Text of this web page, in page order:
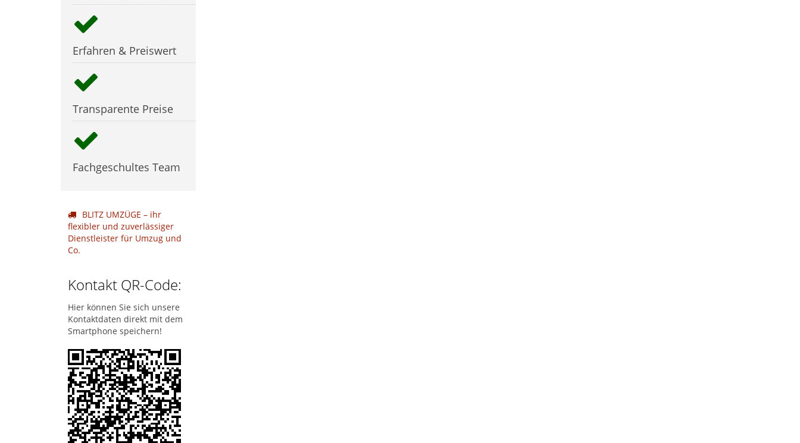
Erfahren & Preiswert
Transparente Preise
Fachgeschultes Team
BLITZ UMZÜGE – ihr
flexibler und zuverlässiger
Dienstleister für Umzug und
Co.
Kontakt QR-Code:
Hier können Sie sich unsere
Kontaktdaten direkt mit dem
Smartphone speichern!